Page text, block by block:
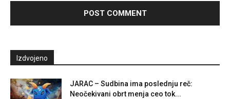
Izdvojeno
JARAC – Sudbina ima poslednju reč:
Neočekivani obrt menja ceo tok...